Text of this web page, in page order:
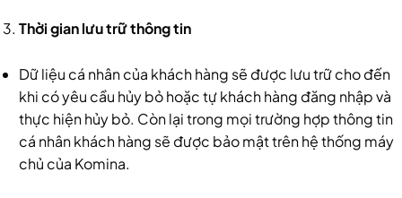
Thời gian lưu trữ thông tin
Dữ liệu cá nhân của khách hàng sẽ được lưu trữ cho đến
khi có yêu cầu hủy bỏ hoặc tự khách hàng đăng nhập và
thực hiện hủy bỏ. Còn lại trong mọi trường hợp thông tin
cá nhân khách hàng sẽ được bảo mật trên hệ thống máy
chủ của Komina.